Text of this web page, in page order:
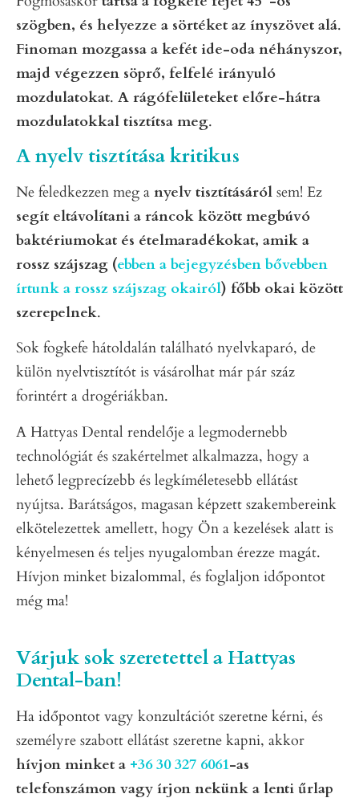
szögben, és helyezze a sörtéket az ínyszövet alá.
Finoman mozgassa a kefét ide-oda néhányszor,
majd végezzen söprő, felfelé irányuló
mozdulatokat. A rágófelületeket előre-hátra
mozdulatokkal tisztítsa meg.
A nyelv tisztítása kritikus
Ne feledkezzen meg a nyelv tisztításáról sem! Ez
segít eltávolítani a ráncok között megbúvó
baktériumokat és ételmaradékokat, amik a
rossz szájszag (ebben a bejegyzésben bővebben
írtunk a rossz szájszag okairól) főbb okai között
szerepelnek.
Sok fogkefe hátoldalán található nyelvkaparó, de
külön nyelvtisztítót is vásárolhat már pár száz
forintért a drogériákban.
A Hattyas Dental rendelője a legmodernebb
technológiát és szakértelmet alkalmazza, hogy a
lehető legprecízebb és legkíméletesebb ellátást
nyújtsa. Barátságos, magasan képzett szakembereink
elkötelezettek amellett, hogy Ön a kezelések alatt is
kényelmesen és teljes nyugalomban érezze magát.
Hívjon minket bizalommal, és foglaljon időpontot
még ma!
Várjuk sok szeretettel a Hattyas
Dental-ban!
Ha időpontot vagy konzultációt szeretne kérni, és
személyre szabott ellátást szeretne kapni, akkor
hívjon minket a +36 30 327 6061-as
telefonszámon vagy írjon nekünk a lenti űrlap